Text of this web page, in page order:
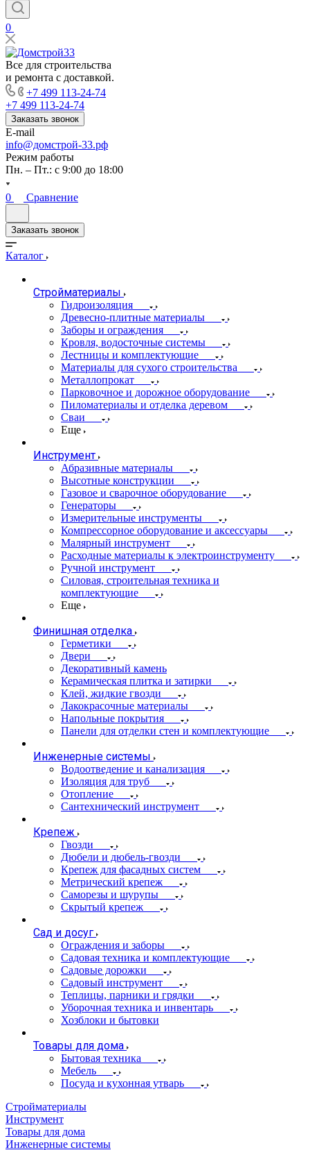
0
Все для строительства
и ремонта с доставкой.
+7 499 113-24-74
+7 499 113-24-74
Заказать звонок
E-mail
info@домстрой-33.рф
Режим работы
Пн. – Пт.: с 9:00 до 18:00
0 Сравнение
Заказать звонок
Каталог
Стройматериалы
Гидроизоляция
Древесно-плитные материалы
Заборы и ограждения
Кровля, водосточные системы
Лестницы и комплектующие
Материалы для сухого строительства
Металлопрокат
Парковочное и дорожное оборудование
Пиломатериалы и отделка деревом
Сваи
Еще
Инструмент
Абразивные материалы
Высотные конструкции
Газовое и сварочное оборудование
Генераторы
Измерительные инструменты
Компрессорное оборудование и аксессуары
Малярный инструмент
Расходные материалы к электроинструменту
Ручной инструмент
Силовая, строительная техника и
комплектующие
Еще
Финишная отделка
Герметики
Двери
Декоративный камень
Керамическая плитка и затирки
Клей, жидкие гвозди
Лакокрасочные материалы
Напольные покрытия
Панели для отделки стен и комплектующие
Инженерные системы
Водоотведение и канализация
Изоляция для труб
Отопление
Сантехнический инструмент
Крепеж
Гвозди
Дюбели и дюбель-гвозди
Крепеж для фасадных систем
Метрический крепеж
Саморезы и шурупы
Скрытый крепеж
Сад и досуг
Ограждения и заборы
Садовая техника и комплектующие
Садовые дорожки
Садовый инструмент
Теплицы, парники и грядки
Уборочная техника и инвентарь
Хозблоки и бытовки
Товары для дома
Бытовая техника
Мебель
Посуда и кухонная утварь
Стройматериалы
Инструмент
Товары для дома
Инженерные системы